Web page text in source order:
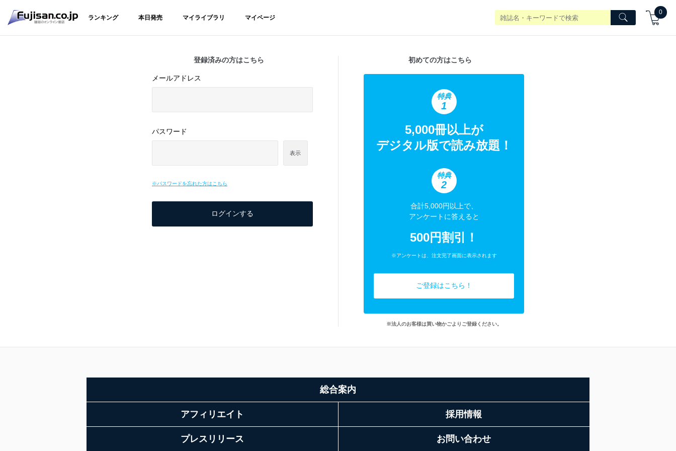
ランキング 本日発売 マイライブラリ マイページ
0
登録済みの方はこちら
メールアドレス
パスワード
表示
※パスワードを忘れた方はこちら
初めての方はこちら
特典
1
5,000冊以上が
デジタル版で読み放題！
特典
2
合計5,000円以上で、
アンケートに答えると
500円割引！
※アンケートは、注文完了画面に表示されます
ご登録はこちら！
※法人のお客様は買い物かごよりご登録ください。
総合案内
アフィリエイト 採用情報
プレスリリース お問い合わせ